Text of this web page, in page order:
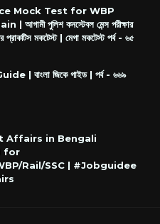
Mock Test for WBP
পুলিশ কনস্টেবল মেন্স পরীক্ষার
প্রাকটিস মকটেস্ট | মেগা মকটেস্ট পর্ব - ৬৫
| বাংলা জিকে গাইড | পর্ব - ৬৬৯
Affairs in Bengali
for
Rail/SSC | #Jobguidee